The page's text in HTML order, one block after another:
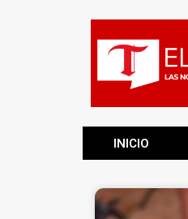
INICIO